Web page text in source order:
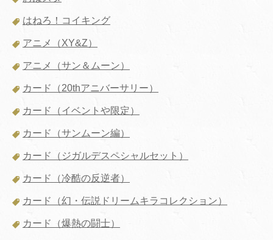
はねろ！コイキング
アニメ（XY&Z）
アニメ（サン＆ムーン）
カード（20thアニバーサリー）
カード（イベントや限定）
カード（サンムーン編）
カード（ジガルデスペシャルセット）
カード（冷酷の反逆者）
カード（幻・伝説ドリームキラコレクション）
カード（爆熱の闘士）